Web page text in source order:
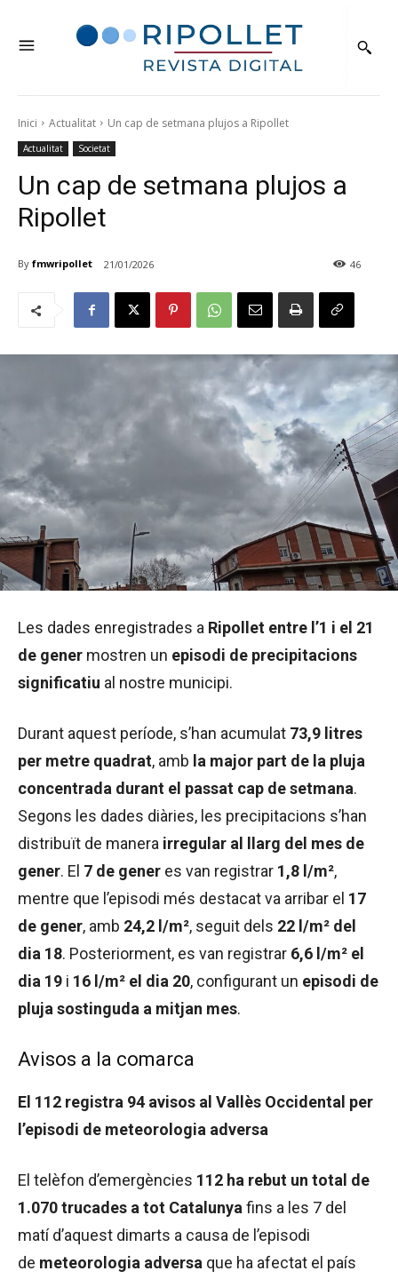
Inici Actualitat Un cap de setmana plujos a Ripollet
Actualitat Societat
Un cap de setmana plujos a
Ripollet
By fmwripollet 21/01/2026 46
Les dades enregistrades a Ripollet entre l’1 i el 21
de gener mostren un episodi de precipitacions
significatiu al nostre municipi.
Durant aquest període, s’han acumulat 73,9 litres
per metre quadrat, amb la major part de la pluja
concentrada durant el passat cap de setmana.
Segons les dades diàries, les precipitacions s’han
distribuït de manera irregular al llarg del mes de
gener. El 7 de gener es van registrar 1,8 l/m²,
mentre que l’episodi més destacat va arribar el 17
de gener, amb 24,2 l/m², seguit dels 22 l/m² del
dia 18. Posteriorment, es van registrar 6,6 l/m² el
dia 19 i 16 l/m² el dia 20, configurant un episodi de
pluja sostinguda a mitjan mes.
Avisos a la comarca
El 112 registra 94 avisos al Vallès Occidental per
l’episodi de meteorologia adversa
El telèfon d’emergències 112 ha rebut un total de
1.070 trucades a tot Catalunya fins a les 7 del
matí d’aquest dimarts a causa de l’episodi
de meteorologia adversa que ha afectat el país